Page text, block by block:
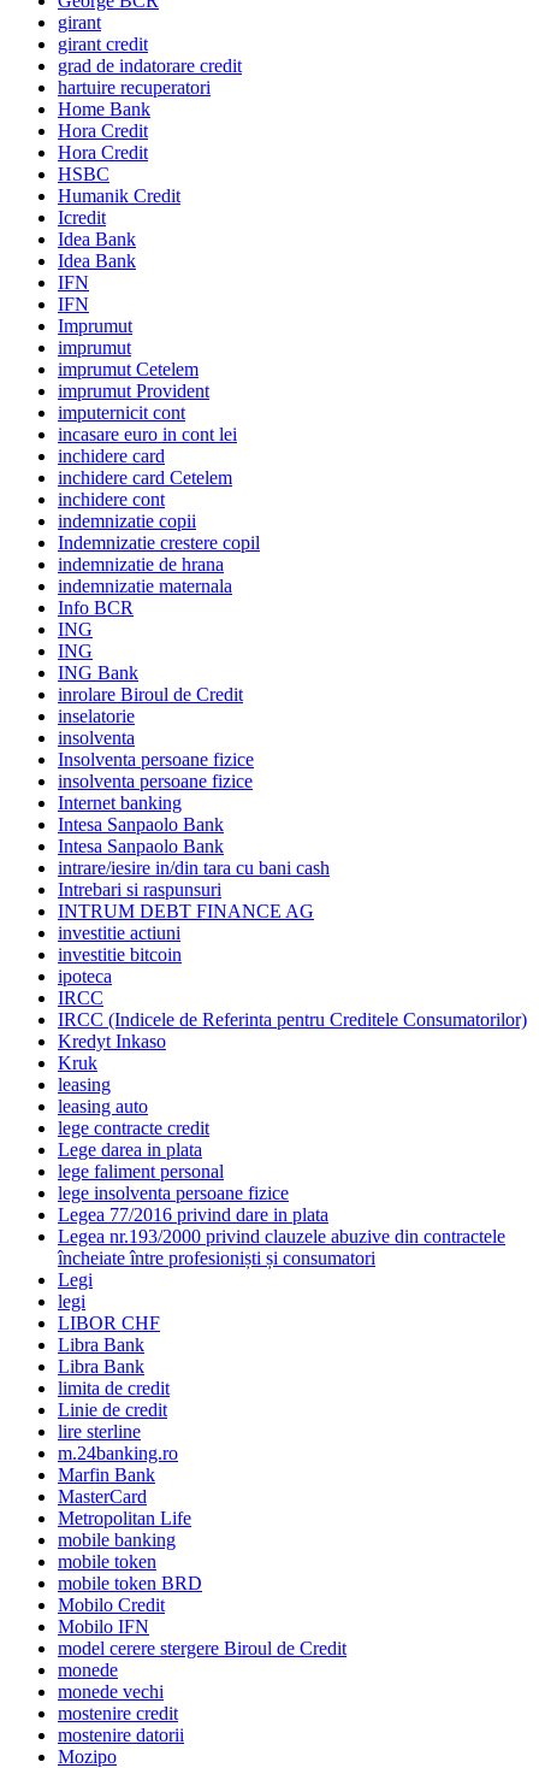
girant
girant credit
grad de indatorare credit
hartuire recuperatori
Home Bank
Hora Credit
Hora Credit
HSBC
Humanik Credit
Icredit
Idea Bank
Idea Bank
IFN
IFN
Imprumut
imprumut
imprumut Cetelem
imprumut Provident
imputernicit cont
incasare euro in cont lei
inchidere card
inchidere card Cetelem
inchidere cont
indemnizatie copii
Indemnizatie crestere copil
indemnizatie de hrana
indemnizatie maternala
Info BCR
ING
ING
ING Bank
inrolare Biroul de Credit
inselatorie
insolventa
Insolventa persoane fizice
insolventa persoane fizice
Internet banking
Intesa Sanpaolo Bank
Intesa Sanpaolo Bank
intrare/iesire in/din tara cu bani cash
Intrebari si raspunsuri
INTRUM DEBT FINANCE AG
investitie actiuni
investitie bitcoin
ipoteca
IRCC
IRCC (Indicele de Referinta pentru Creditele Consumatorilor)
Kredyt Inkaso
Kruk
leasing
leasing auto
lege contracte credit
Lege darea in plata
lege faliment personal
lege insolventa persoane fizice
Legea 77/2016 privind dare in plata
Legea nr.193/2000 privind clauzele abuzive din contractele
încheiate între profesioniști și consumatori
Legi
legi
LIBOR CHF
Libra Bank
Libra Bank
limita de credit
Linie de credit
lire sterline
m.24banking.ro
Marfin Bank
MasterCard
Metropolitan Life
mobile banking
mobile token
mobile token BRD
Mobilo Credit
Mobilo IFN
model cerere stergere Biroul de Credit
monede
monede vechi
mostenire credit
mostenire datorii
Mozipo